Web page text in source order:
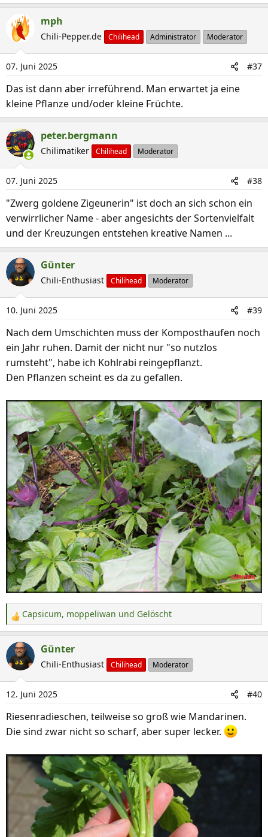
mph
Chili-Pepper.de Chilihead Administrator Moderator
07. Juni 2025 #37
Das ist dann aber irreführend. Man erwartet ja eine
kleine Pflanze und/oder kleine Früchte.
peter.bergmann
Chilimatiker Chilihead Moderator
07. Juni 2025 #38
"Zwerg goldene Zigeunerin" ist doch an sich schon ein
verwirrlicher Name - aber angesichts der Sortenvielfalt
und der Kreuzungen entstehen kreative Namen ...
Günter
Chili-Enthusiast Chilihead Moderator
10. Juni 2025 #39
Nach dem Umschichten muss der Komposthaufen noch
ein Jahr ruhen. Damit der nicht nur "so nutzlos
rumsteht", habe ich Kohlrabi reingepflanzt.
Den Pflanzen scheint es da zu gefallen.
R
e
a
k
t
i
o
n
n
Capsicum, moppeliwan und Gelöscht
Günter
Chili-Enthusiast Chilihead Moderator
12. Juni 2025 #40
Riesenradieschen, teilweise so groß wie Mandarinen.
Die sind zwar nicht so scharf, aber super lecker.